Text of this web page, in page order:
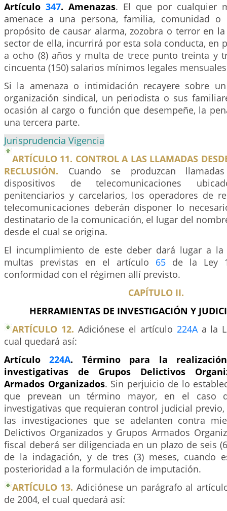
Artículo 347. Amenazas. El que por cualquier
amenace a una persona, familia, comunidad
propósito de causar alarma, zozobra o terror en
sector de ella, incurrirá por esta sola conducta, en
a ocho (8) años y multa de trece punto treinta y
cincuenta (150) salarios mínimos legales
Si la amenaza o intimidación recayere sobre
organización sindical, un periodista o sus
ocasión al cargo o función que desempeñe, la
una tercera parte.
Jurisprudencia Vigencia
ARTÍCULO 11. CONTROL A LAS LLAMADAS
RECLUSIÓN. Cuando se produzcan
dispositivos de telecomunicaciones
penitenciarios y carcelarios, los operadores de
telecomunicaciones deberán disponer lo
destinatario de la comunicación, el lugar del
desde el cual se origina.
El incumplimiento de este deber dará lugar a
multas previstas en el artículo 65 de la Ley
conformidad con el régimen allí previsto.
CAPÍTULO II.
HERRAMIENTAS DE INVESTIGACIÓN Y
ARTÍCULO 12. Adiciónese el artículo 224Aa la
cual quedará así:
Artículo224A. Término para la
investigativas de Grupos Delictivos
Armados Organizados. Sin perjuicio de lo
que prevean un término mayor, en el caso
investigativas que requieran control judicial
las investigaciones que se adelanten contra
Delictivos Organizados y Grupos Armados
fiscal deberá ser diligenciada en un plazo de seis
de la indagación, y de tres (3) meses, cuando
posterioridad a la formulación de imputación.
ARTÍCULO 13. Adiciónese un parágrafo al
de 2004, el cual quedará así: